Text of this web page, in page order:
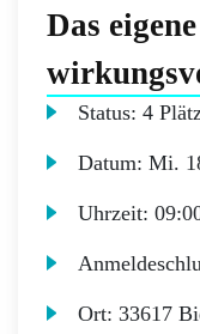
Das
Status:4
Datum:Mi.
Uhrzeit:
Ort:33617